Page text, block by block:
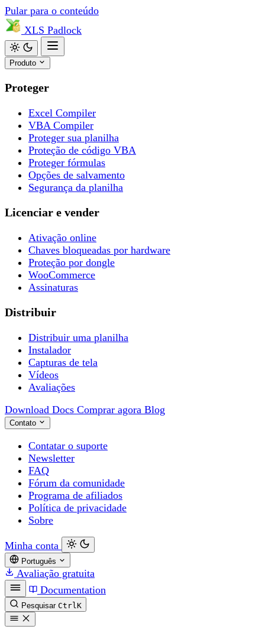
Pular para o conteúdo
XLS Padlock
Produto
Proteger
Excel Compiler
VBA Compiler
Proteger sua planilha
Proteção de código VBA
Proteger fórmulas
Opções de salvamento
Segurança da planilha
Licenciar e vender
Ativação online
Chaves bloqueadas por hardware
Proteção por dongle
WooCommerce
Assinaturas
Distribuir
Distribuir uma planilha
Instalador
Capturas de tela
Vídeos
Avaliações
Download Docs Comprar agora Blog
Contato
Contatar o suporte
Newsletter
FAQ
Fórum da comunidade
Programa de afiliados
Política de privacidade
Sobre
Minha conta
Português
Avaliação gratuita
Documentation
Pesquisar CtrlK